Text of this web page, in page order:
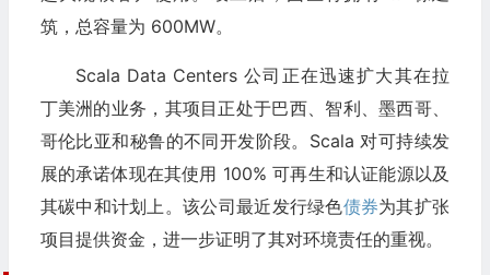
筑，总容量为 600MW。
Scala Data Centers 公司正在迅速扩大其在拉
丁美洲的业务，其项目正处于巴西、智利、墨西哥、
哥伦比亚和秘鲁的不同开发阶段。Scala 对可持续发
展的承诺体现在其使用 100% 可再生和认证能源以及
其碳中和计划上。该公司最近发行绿色债券为其扩张
项目提供资金，进一步证明了其对环境责任的重视。